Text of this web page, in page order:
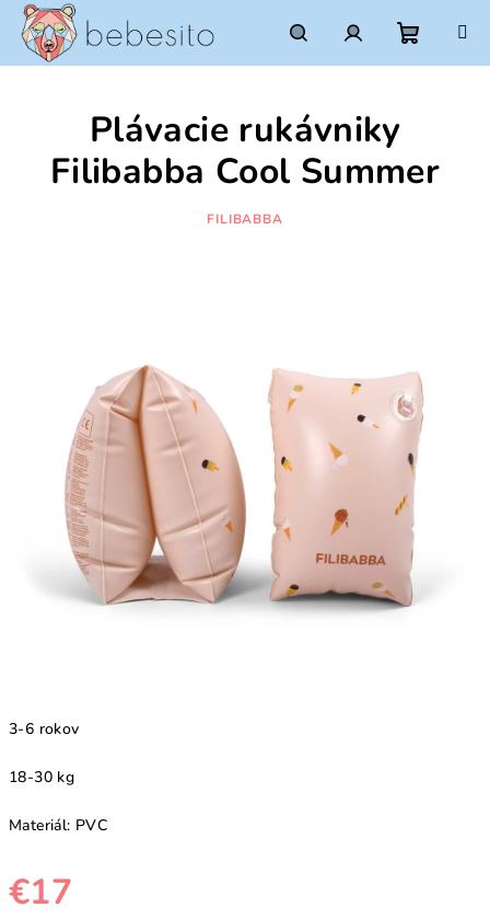
Prejsť
obsah
HľadaťPrihlásenie
3-6 rokov
18-30 kg
Materiál: PVC
€17
Plávacie rukávniky
Filibabba Cool Summer
FILIBABBA